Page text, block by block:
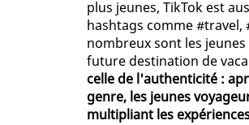
plus jeunes, TikTok est
hashtags comme
nombreux sont les
future destination de
celle de l'authenticité :
genre, les jeunes
multipliant les